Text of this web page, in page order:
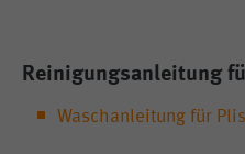
Reinigungsanleitung
Waschanleitung für